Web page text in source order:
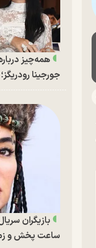
همه‌چیز
جورجینا
بازیگران
ساعت پخش و